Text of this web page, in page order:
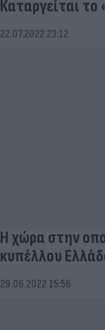
Καταργείται
22.07.2022 23:12
Η χώρα στην
κυπέλλου
29.06.2022 15:56